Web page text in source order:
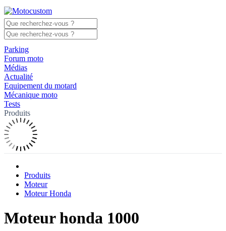
Parking
Forum moto
Médias
Actualité
Equipement du motard
Mécanique moto
Tests
Produits
Produits
Moteur
Moteur Honda
Moteur honda 1000